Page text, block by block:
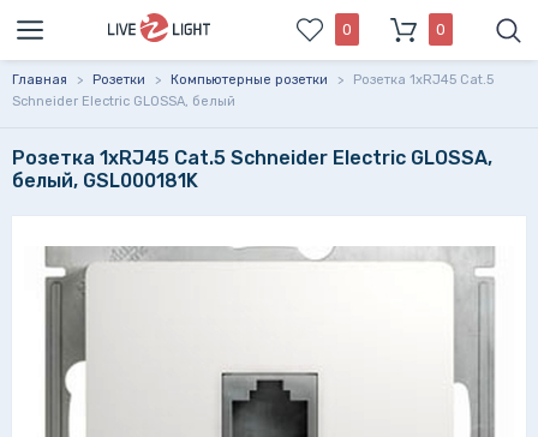
0 0
Главная > Розетки > Компьютерные розетки >
Розетка 1xRJ45 Cat.5
Schneider Electric GLOSSA, белый
Розетка 1xRJ45 Cat.5 Schneider Electric GLOSSA,
белый, GSL000181K